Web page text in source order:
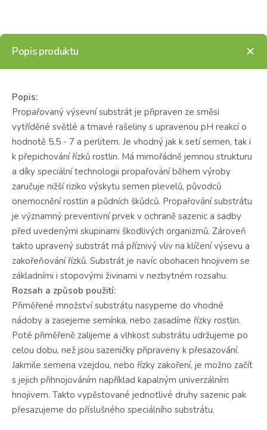
Popis produktu
Popis:
Propařovaný výsevní substrát je připraven ze směsi
vytříděné světlé a tmavé rašeliny s upravenou pH reakcí o
hodnotě 5,5 - 7 a perlitem. Je vhodný jak k setí semen, tak i
k přepichování řízků rostlin. Má mimořádně jemnou strukturu
a díky speciální technologii propařování během výroby
zaručuje nižší riziko výskytu semen plevelů, původců
onemocnění rostlin a půdních škůdců. Propařování substrátu
je významný preventivní prvek v ochraně sazenic a sadby
před uvedenými skupinami škodlivých organizmů. Zároveň
takto upravený substrát má příznivý vliv na klíčení výsevu a
zakořeňování řízků. Substrát je navíc obohacen hnojivem se
základními i stopovými živinami v nezbytném rozsahu.
Rozsah a způsob použití:
Přiměřené množství substrátu nasypeme do vhodné
nádoby a zasejeme semínka, nebo zasadíme řízky rostlin.
Poté přiměřeně zalijeme a vlhkost substrátu udržujeme po
celou dobu, než jsou sazeničky připraveny k přesazování.
Jakmile semena vzejdou, nebo řízky zakoření, je možno začít
s jejich přihnojováním například kapalným univerzálním
hnojivem. Takto vypěstované jednotlivé druhy sazenic pak
přesazujeme do příslušného speciálního substrátu.